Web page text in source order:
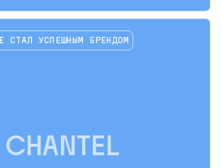
СТАЛ УСПЕШНЫМ БРЕНДОМ
CHANTEL